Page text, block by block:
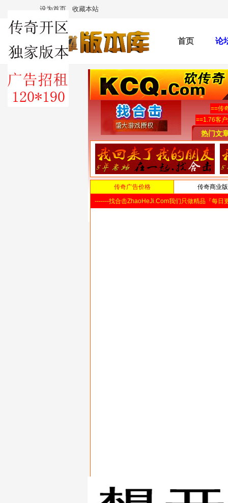
设为首页 收藏本站
首页 论